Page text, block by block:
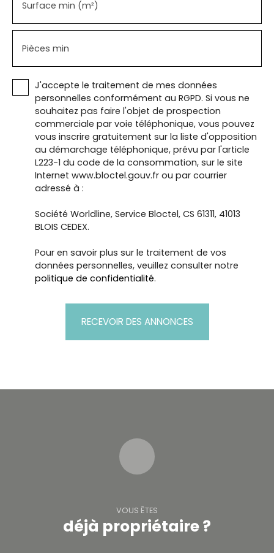
Surface min (m²)
Pièces min
J'accepte le traitement de mes données
personnelles conformément au RGPD. Si vous ne
souhaitez pas faire l'objet de prospection
commerciale par voie téléphonique, vous pouvez
vous inscrire gratuitement sur la liste d'opposition
au démarchage téléphonique, prévu par l'article
L223-1 du code de la consommation, sur le site
Internet www.bloctel.gouv.fr ou par courrier
adressé à :
Société Worldline, Service Bloctel, CS 61311, 41013
BLOIS CEDEX.
Pour en savoir plus sur le traitement de vos
données personnelles, veuillez consulter notre
politique de confidentialité.
RECEVOIR DES ANNONCES
VOUS ÊTES
déjà propriétaire ?